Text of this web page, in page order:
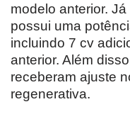
modelo anterior.
possui uma
incluindo 7 cv
anterior. Além
receberam ajuste
regenerativa.